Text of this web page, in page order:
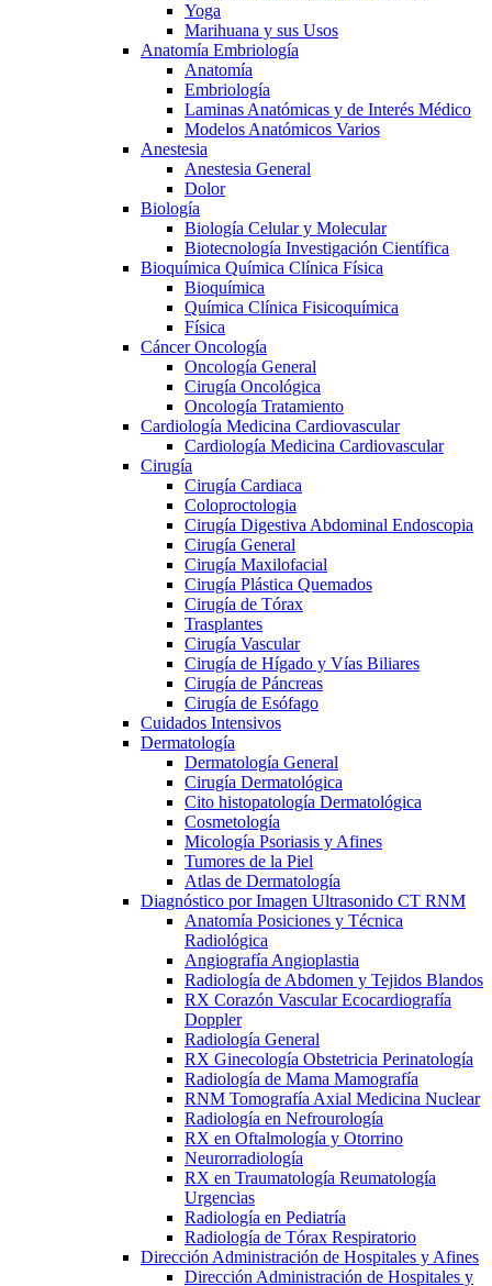
Yoga
Marihuana y sus Usos
Anatomía Embriología
Anatomía
Embriología
Laminas Anatómicas y de Interés Médico
Modelos Anatómicos Varios
Anestesia
Anestesia General
Dolor
Biología
Biología Celular y Molecular
Biotecnología Investigación Científica
Bioquímica Química Clínica Física
Bioquímica
Química Clínica Fisicoquímica
Física
Cáncer Oncología
Oncología General
Cirugía Oncológica
Oncología Tratamiento
Cardiología Medicina Cardiovascular
Cardiología Medicina Cardiovascular
Cirugía
Cirugía Cardiaca
Coloproctologia
Cirugía Digestiva Abdominal Endoscopia
Cirugía General
Cirugía Maxilofacial
Cirugía Plástica Quemados
Cirugía de Tórax
Trasplantes
Cirugía Vascular
Cirugía de Hígado y Vías Biliares
Cirugía de Páncreas
Cirugía de Esófago
Cuidados Intensivos
Dermatología
Dermatología General
Cirugía Dermatológica
Cito histopatología Dermatológica
Cosmetología
Micología Psoriasis y Afines
Tumores de la Piel
Atlas de Dermatología
Diagnóstico por Imagen Ultrasonido CT RNM
Anatomía Posiciones y Técnica
Radiológica
Angiografía Angioplastia
Radiología de Abdomen y Tejidos Blandos
RX Corazón Vascular Ecocardiografía
Doppler
Radiología General
RX Ginecología Obstetricia Perinatología
Radiología de Mama Mamografía
RNM Tomografía Axial Medicina Nuclear
Radiología en Nefrourología
RX en Oftalmología y Otorrino
Neurorradiología
RX en Traumatología Reumatología
Urgencias
Radiología en Pediatría
Radiología de Tórax Respiratorio
Dirección Administración de Hospitales y Afines
Dirección Administración de Hospitales y